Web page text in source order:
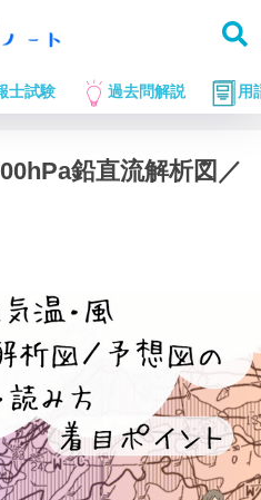
士試験 過去問解説 用
つお話
鉛直流解析図／